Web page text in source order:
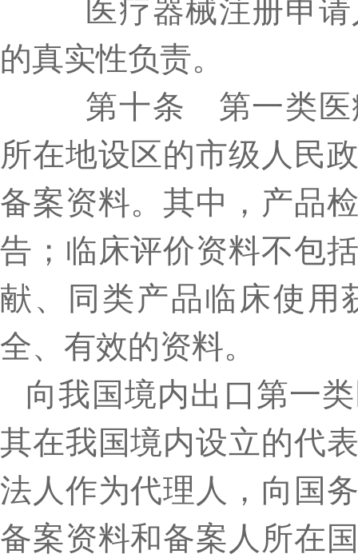
医疗器械注册申请
的真实性负责。
第十条 第一类医疗
所在地设区的市级人民
备案资料。其中，产品
告；临床评价资料不包
献、同类产品临床使用
全、有效的资料。
向我国境内出口第一
其在我国境内设立的代
法人作为代理人，向国
备案资料和备案人所在